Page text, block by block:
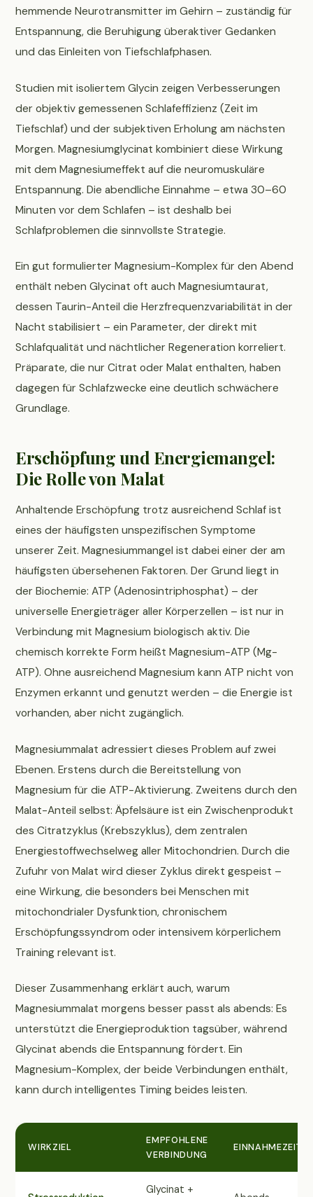
hemmende Neurotransmitter im Gehirn – zuständig für
Entspannung, die Beruhigung überaktiver Gedanken
und das Einleiten von Tiefschlafphasen.
Studien mit isoliertem Glycin zeigen Verbesserungen
der objektiv gemessenen Schlafeffizienz (Zeit im
Tiefschlaf) und der subjektiven Erholung am nächsten
Morgen. Magnesiumglycinat kombiniert diese Wirkung
mit dem Magnesiumeffekt auf die neuromuskuläre
Entspannung. Die abendliche Einnahme – etwa 30–60
Minuten vor dem Schlafen – ist deshalb bei
Schlafproblemen die sinnvollste Strategie.
Ein gut formulierter Magnesium-Komplex für den Abend
enthält neben Glycinat oft auch Magnesiumtaurat,
dessen Taurin-Anteil die Herzfrequenzvariabilität in der
Nacht stabilisiert – ein Parameter, der direkt mit
Schlafqualität und nächtlicher Regeneration korreliert.
Präparate, die nur Citrat oder Malat enthalten, haben
dagegen für Schlafzwecke eine deutlich schwächere
Grundlage.
Erschöpfung und Energiemangel:
Die Rolle von Malat
Anhaltende Erschöpfung trotz ausreichend Schlaf ist
eines der häufigsten unspezifischen Symptome
unserer Zeit. Magnesiummangel ist dabei einer der am
häufigsten übersehenen Faktoren. Der Grund liegt in
der Biochemie: ATP (Adenosintriphosphat) – der
universelle Energieträger aller Körperzellen – ist nur in
Verbindung mit Magnesium biologisch aktiv. Die
chemisch korrekte Form heißt Magnesium-ATP (Mg-
ATP). Ohne ausreichend Magnesium kann ATP nicht von
Enzymen erkannt und genutzt werden – die Energie ist
vorhanden, aber nicht zugänglich.
Magnesiummalat adressiert dieses Problem auf zwei
Ebenen. Erstens durch die Bereitstellung von
Magnesium für die ATP-Aktivierung. Zweitens durch den
Malat-Anteil selbst: Äpfelsäure ist ein Zwischenprodukt
des Citratzyklus (Krebszyklus), dem zentralen
Energiestoffwechselweg aller Mitochondrien. Durch die
Zufuhr von Malat wird dieser Zyklus direkt gespeist –
eine Wirkung, die besonders bei Menschen mit
mitochondrialer Dysfunktion, chronischem
Erschöpfungssyndrom oder intensivem körperlichem
Training relevant ist.
Dieser Zusammenhang erklärt auch, warum
Magnesiummalat morgens besser passt als abends: Es
unterstützt die Energieproduktion tagsüber, während
Glycinat abends die Entspannung fördert. Ein
Magnesium-Komplex, der beide Verbindungen enthält,
kann durch intelligentes Timing beides leisten.
WIRKZIEL
EMPFOHLENE
VERBINDUNG
EINNAHMEZEIT
Glycinat +